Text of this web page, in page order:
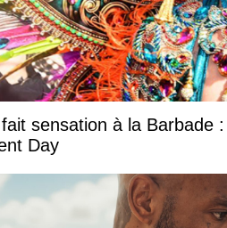
sensation à la Barbade
Day